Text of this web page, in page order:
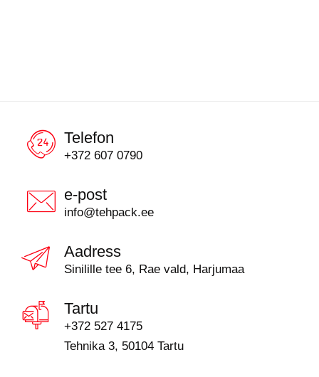
Telefon
+372 607 0790
e-post
info@tehpack.ee
Aadress
Sinilille tee 6, Rae vald, Harjumaa
Tartu
+372 527 4175
Tehnika 3, 50104 Tartu